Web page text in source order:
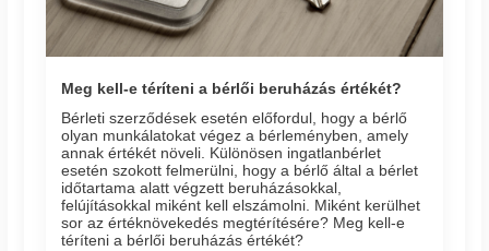
Meg kell-e téríteni a bérlői beruházás értékét?
Bérleti szerződések esetén előfordul, hogy a bérlő
olyan munkálatokat végez a bérleményben, amely
annak értékét növeli. Különösen ingatlanbérlet
esetén szokott felmerülni, hogy a bérlő által a bérlet
időtartama alatt végzett beruházásokkal,
felújításokkal miként kell elszámolni. Miként kerülhet
sor az értéknövekedés megtérítésére? Meg kell-e
téríteni a bérlői beruházás értékét?